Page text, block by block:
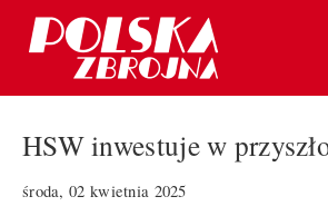
HSW inwestuje w
środa, 02 kwietnia 2025